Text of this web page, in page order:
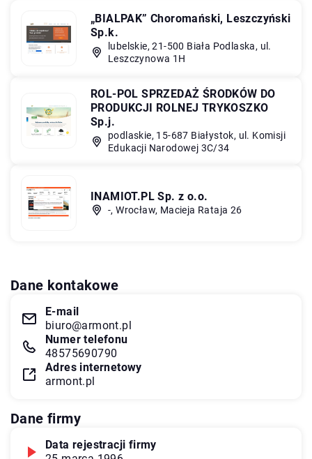
„BIALPAK” Choromański, Leszczyński
Sp.k.
lubelskie, 21-500 Biała Podlaska, ul.
Leszczynowa 1H
ROL-POL SPRZEDAŻ ŚRODKÓW DO
PRODUKCJI ROLNEJ TRYKOSZKO
Sp.j.
podlaskie, 15-687 Białystok, ul. Komisji
Edukacji Narodowej 3C/34
INAMIOT.PL Sp. z o.o.
-, Wrocław, Macieja Rataja 26
Dane kontakowe
E-mail
biuro@armont.pl
Numer telefonu
48575690790
Adres internetowy
armont.pl
Dane firmy
Data rejestracji firmy